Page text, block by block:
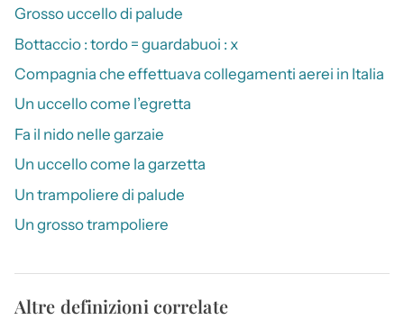
Grosso uccello di palude
Bottaccio : tordo = guardabuoi : x
Compagnia che effettuava collegamenti aerei in Italia
Un uccello come l’egretta
Fa il nido nelle garzaie
Un uccello come la garzetta
Un trampoliere di palude
Un grosso trampoliere
Altre definizioni correlate